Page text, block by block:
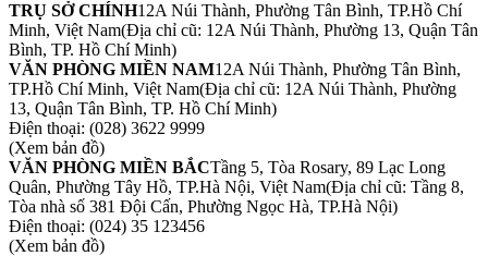
TRỤ SỞ CHÍNH12A Núi Thành, Phường Tân Bình, TP.Hồ Chí
Minh, Việt Nam(Địa chỉ cũ: 12A Núi Thành, Phường 13, Quận Tân
Bình, TP. Hồ Chí Minh)
VĂN PHÒNG MIỀN NAM12A Núi Thành, Phường Tân Bình,
TP.Hồ Chí Minh, Việt Nam(Địa chỉ cũ: 12A Núi Thành, Phường
13, Quận Tân Bình, TP. Hồ Chí Minh)
Điện thoại: (028) 3622 9999
(Xem bản đồ)
VĂN PHÒNG MIỀN BẮCTầng 5, Tòa Rosary, 89 Lạc Long
Quân, Phường Tây Hồ, TP.Hà Nội, Việt Nam(Địa chỉ cũ: Tầng 8,
Tòa nhà số 381 Đội Cấn, Phường Ngọc Hà, TP.Hà Nội)
Điện thoại: (024) 35 123456
(Xem bản đồ)